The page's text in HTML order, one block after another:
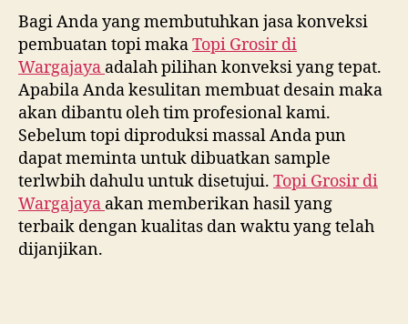
Bagi Anda yang membutuhkan jasa konveksi
pembuatan topi makaTopi Grosir di
Wargajaya adalah pilihan konveksi yang tepat.
Apabila Anda kesulitan membuat desain maka
akan dibantu oleh tim profesional kami.
Sebelum topi diproduksi massal Anda pun
dapat meminta untuk dibuatkan sample
terlwbih dahulu untuk disetujui. Topi Grosir di
Wargajaya akan memberikan hasil yang
terbaik dengan kualitas dan waktu yang telah
dijanjikan.